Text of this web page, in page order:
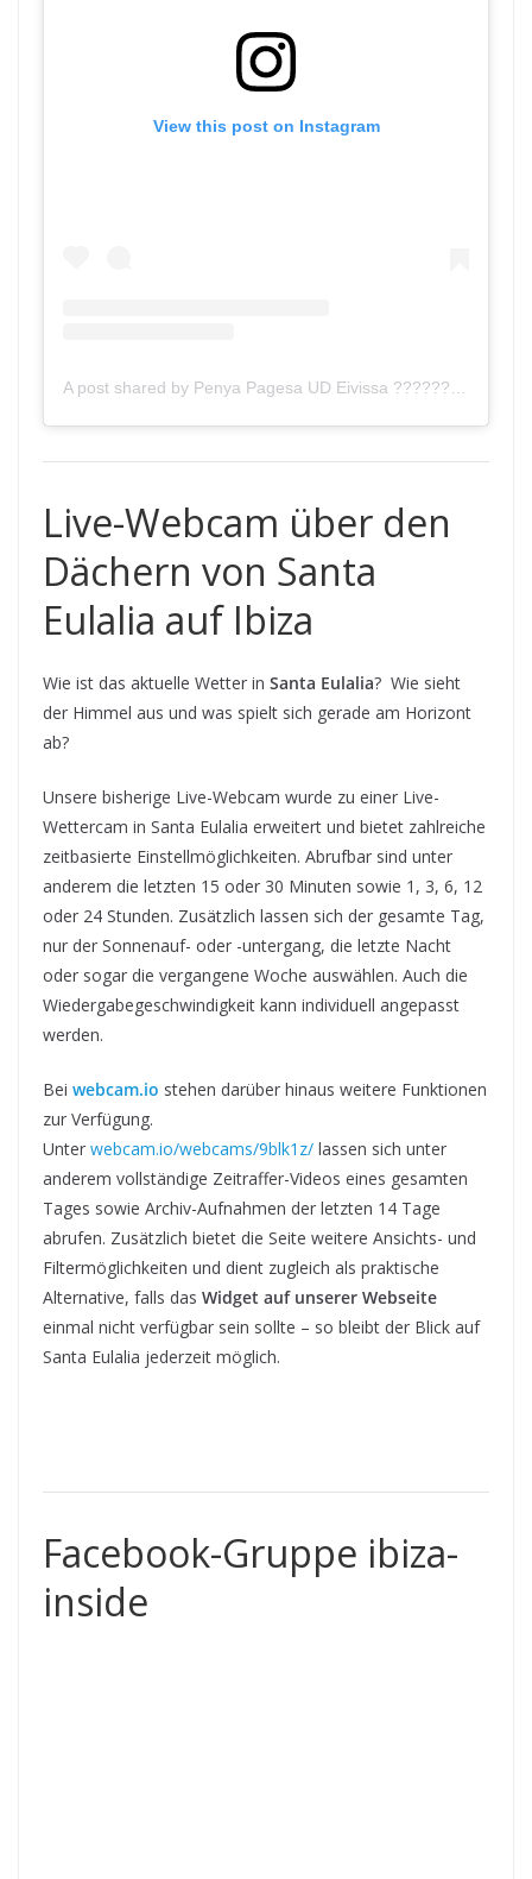
View this post on Instagram
A post shared by Penya Pagesa UD Eivissa ????????‍???? (@penyapagesaudeivissa)
Live-Webcam über den
Dächern von Santa
Eulalia auf Ibiza
Wie ist das aktuelle Wetter in Santa Eulalia? Wie sieht
der Himmel aus und was spielt sich gerade am Horizont
ab?
Unsere bisherige Live-Webcam wurde zu einer Live-
Wettercam in Santa Eulalia erweitert und bietet zahlreiche
zeitbasierte Einstellmöglichkeiten. Abrufbar sind unter
anderem die letzten 15 oder 30 Minuten sowie 1, 3, 6, 12
oder 24 Stunden. Zusätzlich lassen sich der gesamte Tag,
nur der Sonnenauf- oder -untergang, die letzte Nacht
oder sogar die vergangene Woche auswählen. Auch die
Wiedergabegeschwindigkeit kann individuell angepasst
werden.
Bei webcam.io stehen darüber hinaus weitere Funktionen
zur Verfügung.
Unter webcam.io/webcams/9blk1z/ lassen sich unter
anderem vollständige Zeitraffer-Videos eines gesamten
Tages sowie Archiv-Aufnahmen der letzten 14 Tage
abrufen. Zusätzlich bietet die Seite weitere Ansichts- und
Filtermöglichkeiten und dient zugleich als praktische
Alternative, falls das Widget auf unserer Webseite
einmal nicht verfügbar sein sollte – so bleibt der Blick auf
Santa Eulalia jederzeit möglich.
Facebook-Gruppe ibiza-
inside